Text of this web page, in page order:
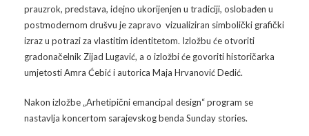
Video 2011
Video 2012
Video 2013
Galerija 2010
Galerija 2011
Galerija 2012
Arhiva
Kontakt
prauzrok, predstava, idejno ukorijenjen u tradiciji, oslobađen u
postmodernom drušvu je zapravo vizualiziran simbolički grafički
izraz u potrazi za vlastitim identitetom. Izložbu će otvoriti
gradonačelnik Zijad Lugavić, a o izložbi će govoriti historičarka
umjetosti Amra Ćebić i autorica Maja Hrvanović Dedić.
Nakon izložbe „Arhetipični emancipal design“ program se
nastavlja koncertom sarajevskog benda Sunday stories.